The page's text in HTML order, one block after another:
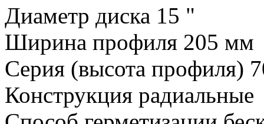
Диаметр диска 15 "
Ширина профиля 205 мм
Серия (высота профиля)
Конструкция радиальные